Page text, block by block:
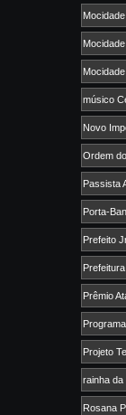
músico
Novo
Ordem
Passista
Porta-
Prefeito
Prêmio
Projeto
rainha da
Rosana